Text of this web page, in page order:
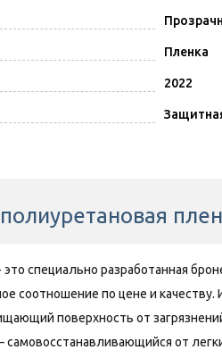
Пленка
2022
это специально разработанная
соотношение по цене и
поверхность от
самовосстанавливающийся от